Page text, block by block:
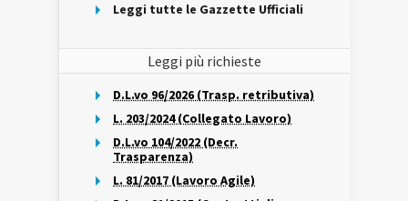
Leggi tutte le Gazzette Ufficiali
Leggi più richieste
D.L.vo 96/2026 (Trasp. retributiva)
L. 203/2024 (Collegato Lavoro)
D.L.vo 104/2022 (Decr.
Trasparenza)
L. 81/2017 (Lavoro Agile)